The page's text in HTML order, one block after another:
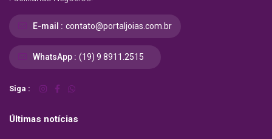
E-mail : contato@portaljoias.com.br
WhatsApp : (19) 9 8911.2515
Siga :
Últimas notícias